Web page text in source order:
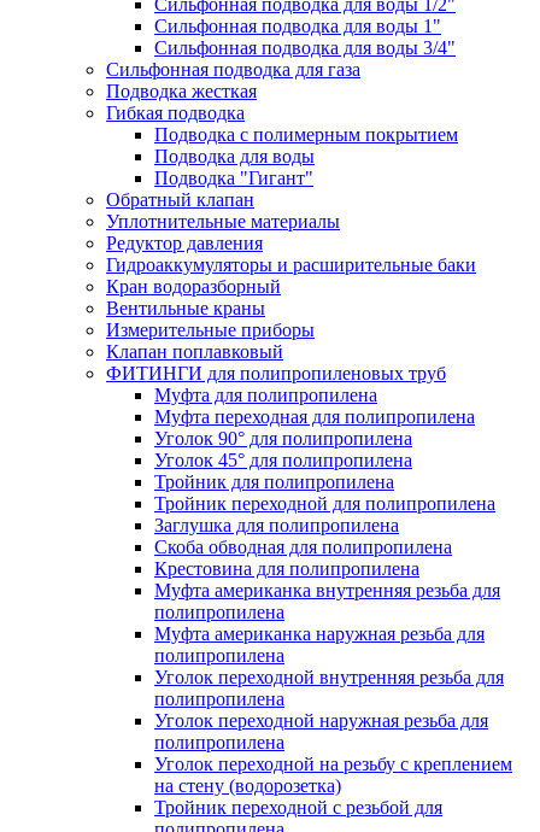
Сильфонная подводка для воды 1/2"
Сильфонная подводка для воды 1"
Сильфонная подводка для воды 3/4"
Cильфонная подводка для газа
Подводка жесткая
Гибкая подводка
Подводка с полимерным покрытием
Подводка для воды
Подводка "Гигант"
Обратный клапан
Уплотнительные материалы
Редуктор давления
Гидроаккумуляторы и расширительные баки
Кран водоразборный
Вентильные краны
Измерительные приборы
Клапан поплавковый
ФИТИНГИ для полипропиленовых труб
Муфта для полипропилена
Муфта переходная для полипропилена
Уголок 90° для полипропилена
Уголок 45° для полипропилена
Тройник для полипропилена
Тройник переходной для полипропилена
Заглушка для полипропилена
Скоба обводная для полипропилена
Крестовина для полипропилена
Муфта американка внутренняя резьба для
полипропилена
Муфта американка наружная резьба для
полипропилена
Уголок переходной внутренняя резьба для
полипропилена
Уголок переходной наружная резьба для
полипропилена
Уголок переходной на резьбу с креплением
на стену (водорозетка)
Тройник переходной с резьбой для